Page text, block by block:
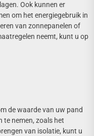
Ook kunnen er
om het energiegebruik in
van zonnepanelen of
neemt, kunt u op
de waarde van uw pand
te nemen, zoals het
van isolatie, kunt u